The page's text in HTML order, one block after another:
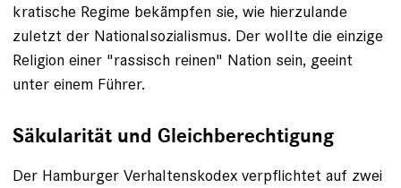
kratische Regime bekämpfen sie, wie hierzulande
zuletzt der National­sozialismus. Der wollte die einzige
Religion einer "rassisch reinen" Nation sein, geeint
unter einem Führer.
Säkularität und Gleichberechtigung
Der Hamburger Verhaltenskodex verpflichtet auf zwei